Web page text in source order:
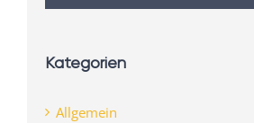
nach:
Kategorien
Allgemein